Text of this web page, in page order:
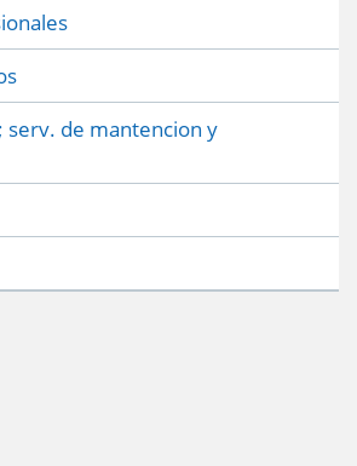
serv. de mantencion y